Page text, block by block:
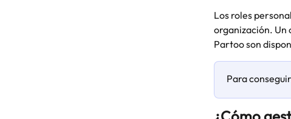
Los roles
organización. Un
Partoo son
Para